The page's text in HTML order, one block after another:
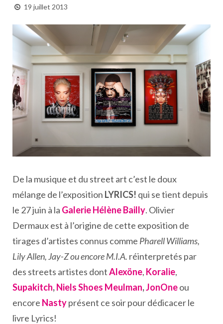
19 juillet 2013
De la musique et du street art c’est le doux
mélange de l’exposition LYRICS! qui se tient depuis
le 27 juin à la Galerie Hélène Bailly. Olivier
Dermaux est à l’origine de cette exposition de
tirages d’artistes connus comme Pharell Williams,
Lily Allen, Jay-Z ou encore M.I.A. réinterpretés par
des streets artistes dontAlexöne, Koralie,
Supakitch,Niels Shoes Meulman,JonOneou
encore Nastyprésent ce soir pour dédicacer le
livre Lyrics!